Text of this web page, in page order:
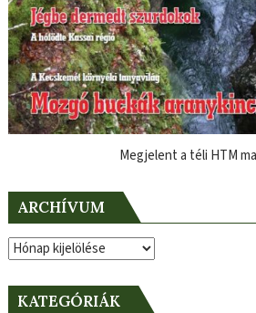
Megjelent a téli HTM
ARCHÍVUM
Archívum
KATEGÓRIÁK